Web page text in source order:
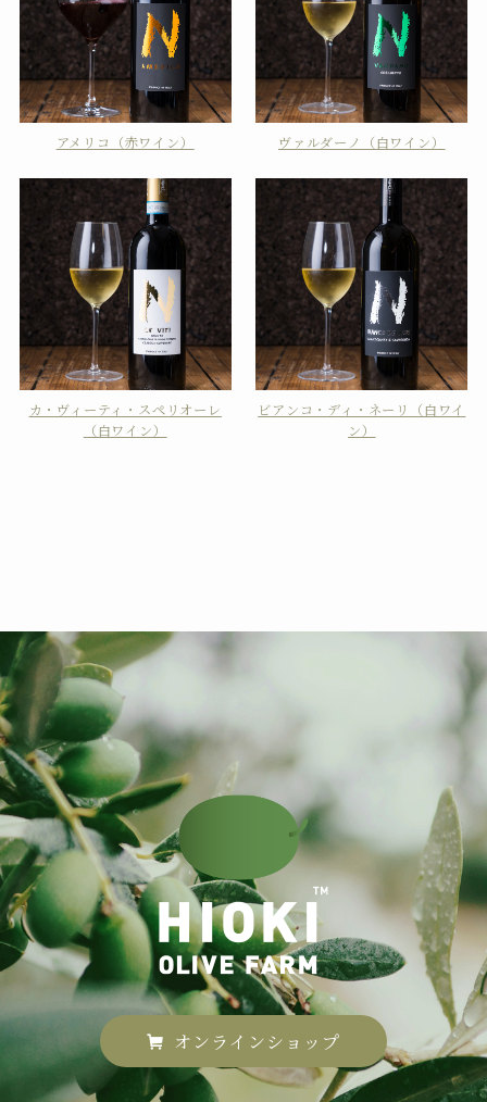
アメリコ（赤ワイン） ヴァルダーノ（白ワイン）
カ・ヴィーティ・スペリオーレ
（白ワイン）
ビアンコ・ディ・ネーリ（白ワイ
ン）
オンラインショップ